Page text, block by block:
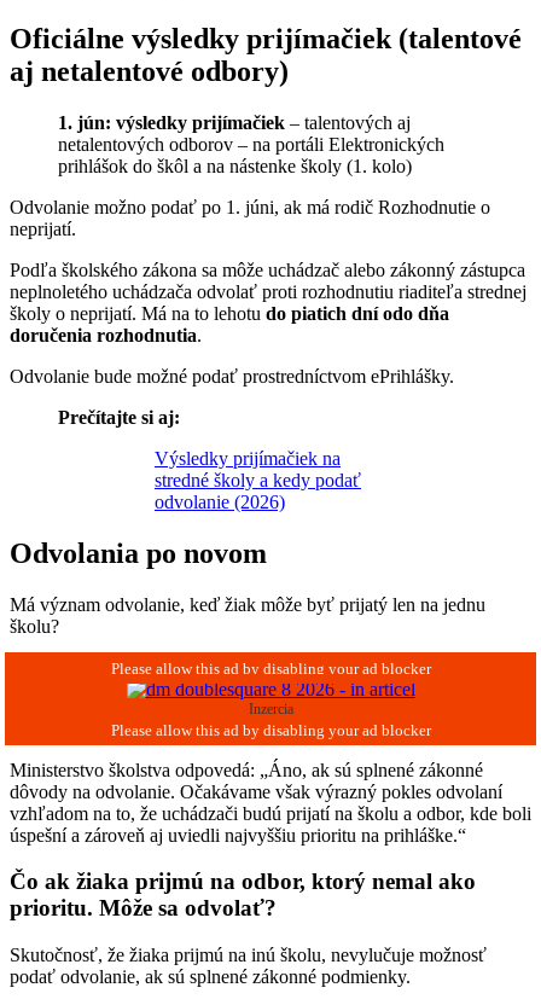
Oficiálne výsledky prijímačiek (talentové
aj netalentové odbory)
1. jún: výsledky prijímačiek – talentových aj
netalentových odborov – na portáli Elektronických
prihlášok do škôl a na nástenke školy (1. kolo)
Odvolanie možno podať po 1. júni, ak má rodič Rozhodnutie o
neprijatí.
Podľa školského zákona sa môže uchádzač alebo zákonný zástupca
neplnoletého uchádzača odvolať proti rozhodnutiu riaditeľa strednej
školy o neprijatí. Má na to lehotu do piatich dní odo dňa
doručenia rozhodnutia.
Odvolanie bude možné podať prostredníctvom ePrihlášky.
Prečítajte si aj:
Výsledky prijímačiek na
stredné školy a kedy podať
odvolanie (2026)
Odvolania po novom
Má význam odvolanie, keď žiak môže byť prijatý len na jednu
školu?
Inzercia
Ministerstvo školstva odpovedá: „Áno, ak sú splnené zákonné
dôvody na odvolanie. Očakávame však výrazný pokles odvolaní
vzhľadom na to, že uchádzači budú prijatí na školu a odbor, kde boli
úspešní a zároveň aj uviedli najvyššiu prioritu na prihláške.“
Čo ak žiaka prijmú na odbor, ktorý nemal ako
prioritu. Môže sa odvolať?
Skutočnosť, že žiaka prijmú na inú školu, nevylučuje možnosť
podať odvolanie, ak sú splnené zákonné podmienky.